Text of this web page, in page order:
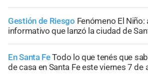
Gestión de Riesgo Fenómeno El
informativo que lanzó la ciudad de
En Santa FeTodo lo que tenés que
de casa en Santa Fe este viernes 7 de